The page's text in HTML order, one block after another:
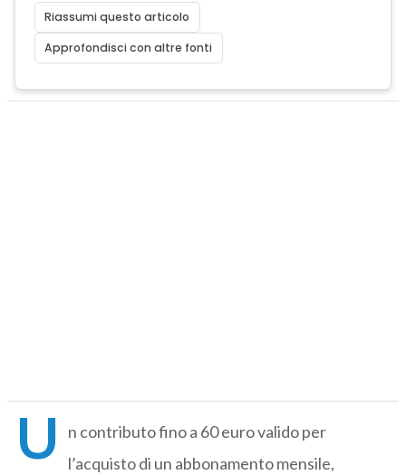
Riassumi questo articolo
Approfondisci con altre fonti
U
n contributo fino a 60 euro valido per
l’acquisto di un abbonamento mensile,